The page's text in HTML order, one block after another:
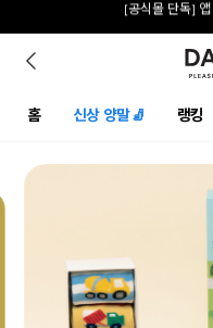
카카오 플친
홈 신상 양말🧦 랭킹